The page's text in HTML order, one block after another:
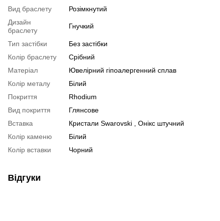
Вид браслету
Розімкнутий
Дизайн
браслету
Гнучкий
Тип застібки
Без застібки
Колір браслету
Срібний
Матеріал
Ювелірний гіпоалергенний сплав
Колір металу
Білий
Покриття
Rhodium
Вид покриття
Глянсове
Вставка
Кристали Swarovski , Онікс штучний
Колір каменю
Білий
Колір вставки
Чорний
Відгуки